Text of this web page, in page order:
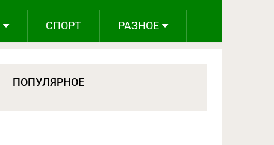
СПОРТ РАЗНОЕ
ПОПУЛЯРНОЕ